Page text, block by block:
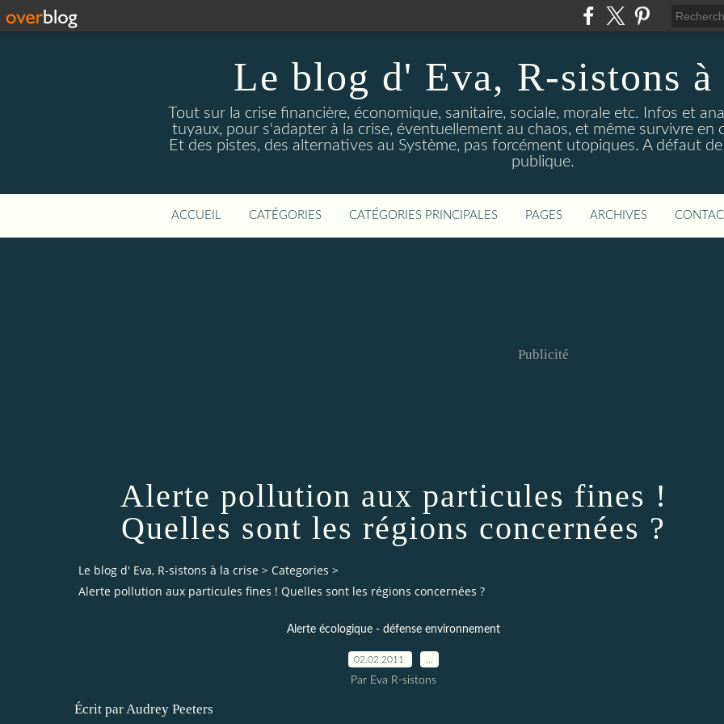
Le blog d' Eva, R-sistons à
Tout sur la crise financière, économique, sanitaire, sociale, morale etc. Infos et
tuyaux, pour s'adapter à la crise, éventuellement au chaos, et même survivre en
Et des pistes, des alternatives au Système, pas forcément utopiques. A défaut
publique.
ACCUEIL CATÉGORIES CATÉGORIES PRINCIPALES PAGES ARCHIVES
Publicité
Alerte pollution aux particules fines !
Quelles sont les régions concernées ?
Le blog d' Eva, R-sistons à la crise > Categories >
Alerte pollution aux particules fines ! Quelles sont les régions concernées ?
Alerte écologique - défense environnement
02.02.2011
Par Eva R-sistons
Écrit par Audrey Peeters